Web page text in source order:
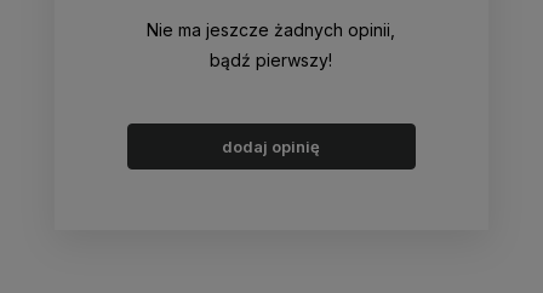
Nie ma jeszcze żadnych opinii,
bądź pierwszy!
dodaj opinię